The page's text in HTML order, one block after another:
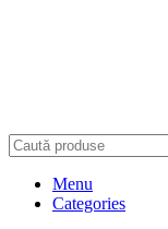
Menu
Categories